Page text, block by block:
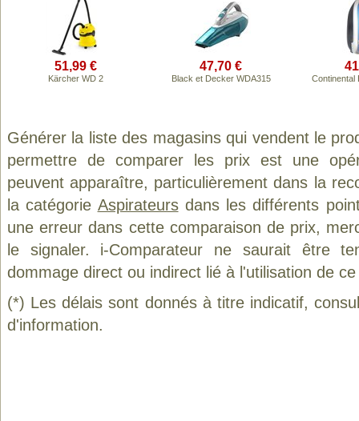
51,99 €
Kärcher WD 2
47,70 €
Black et Decker WDA315 Continental
Générer la liste des magasins qui vendent le
permettre de comparer les prix est une
peuvent apparaître, particulièrement dans la
la catégorie Aspirateursdans les différents
une erreur dans cette comparaison de prix,
le signaler. i-Comparateur ne saurait être
dommage direct ou indirect lié à l'utilisation de
(*) Les délais sont donnés à titre indicatif,
d'information.